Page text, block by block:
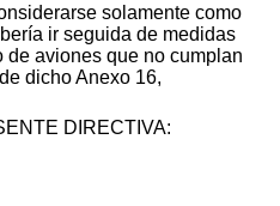
solamente como
ir seguida de medidas
aviones que no cumplan
dicho Anexo 16,
DIRECTIVA: